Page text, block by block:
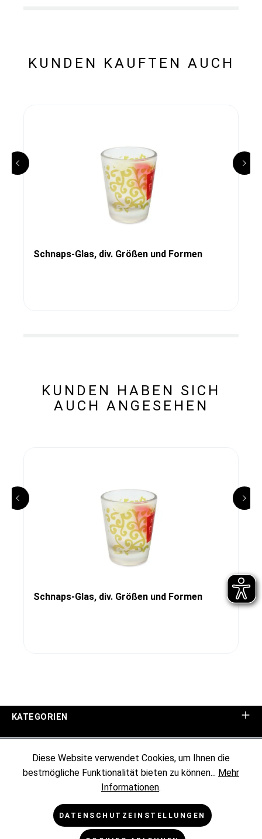
KUNDEN KAUFTEN AUCH
Schnaps-Glas, div. Größen und Formen
KUNDEN HABEN SICH
AUCH ANGESEHEN
Schnaps-Glas, div. Größen und Formen
KATEGORIEN
KUNDENINFORMATIONEN
RECHTLICHES
Diese Website verwendet Cookies, um Ihnen die
bestmögliche Funktionalität bieten zu können... Mehr
Informationen.
DATENSCHUTZEINSTELLUNGEN